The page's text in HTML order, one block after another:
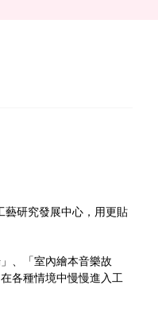
藝研究發展中心，用更貼
、「室內繪本音樂故
各種情境中慢慢進入工